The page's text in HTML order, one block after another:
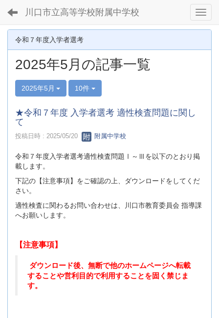
川口市立高等学校附属中学校
令和７年度入学者選考
2025年5月の記事一覧
2025年5月 10件
★令和７年度 入学者選考 適性検査問題に関し
て
投稿日時 : 2025/05/20 附属中学校
令和７年度入学者選考適性検査問題Ⅰ～Ⅲを以下のとおり掲
載します。
下記の【注意事項】をご確認の上、ダウンロードをしてくだ
さい。
適性検査に関わるお問い合わせは、川口市教育委員会 指導課
へお願いします。
【注意事項】
ダウンロード後、 無断で他のホームページへ転載
することや営利目的で利用することを固く禁じま
す。